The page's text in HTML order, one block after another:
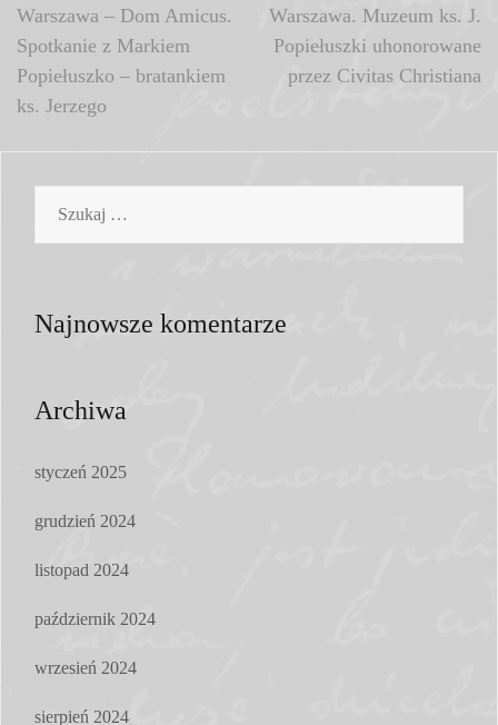
Nawigacja
wpisu
Warszawa – Dom Amicus.
Spotkanie z Markiem
Popiełuszko – bratankiem
ks. Jerzego
Warszawa. Muzeum ks. J.
Popiełuszki uhonorowane
przez Civitas Christiana
Najnowsze komentarze
Archiwa
styczeń 2025
grudzień 2024
listopad 2024
październik 2024
wrzesień 2024
sierpień 2024